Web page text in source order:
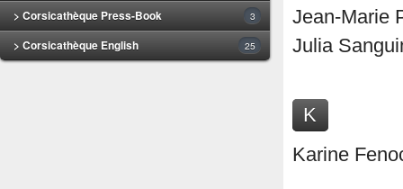
> Corsicathèque Press-Book 3
> Corsicathèque English 25
Jean-Marie
Julia
K
Karine